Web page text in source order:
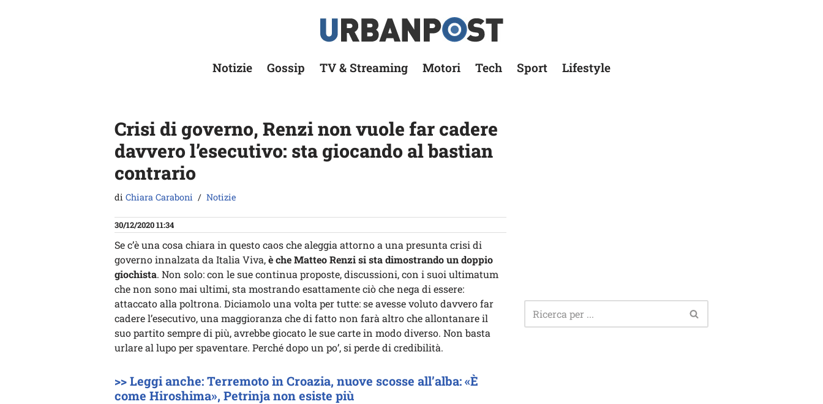
Notizie Gossip TV & Streaming Motori Tech Sport Lifestyle
Crisi di governo, Renzi non vuole far cadere
davvero l’esecutivo: sta giocando al bastian
contrario
di Chiara Caraboni Notizie
30/12/2020 11:34
Se c’è una cosa chiara in questo caos che aleggia attorno a una presunta crisi di
governo innalzata da Italia Viva,è che Matteo Renzi si sta dimostrando un doppio
giochista. Non solo: con le sue continua proposte, discussioni, con i suoi ultimatum
che non sono mai ultimi, sta mostrando esattamente ciò che nega di essere:
attaccato alla poltrona. Diciamolo una volta per tutte: se avesse voluto davvero far
cadere l’esecutivo, una maggioranza che di fatto non farà altro che allontanare il
suo partito sempre di più, avrebbe giocato le sue carte in modo diverso. Non basta
urlare al lupo per spaventare. Perché dopo un po’, si perde di credibilità.
>> Leggi anche: Terremoto in Croazia, nuove scosse all’alba: «È
come Hiroshima», Petrinja non esiste più